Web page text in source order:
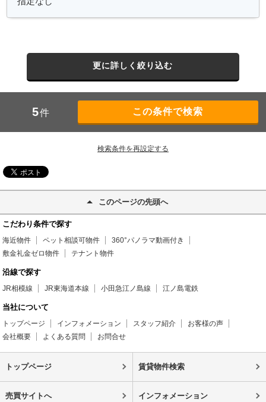
更に詳しく絞り込む
5件
検索条件を再設定する
このページの先頭へ
こだわり条件で探す
海近物件 ペット相談可物件
360°パノラマ動画付き
敷金礼金ゼロ物件
テナント物件
沿線で探す
JR相模線 JR東海道本線 小田急江ノ島線 江ノ島電鉄
当社について
トップページ インフォメーション スタッフ紹介
お客様の声
会社概要
よくある質問 お問合せ
トップページ 賃貸物件検索
売買サイトへ インフォメーション